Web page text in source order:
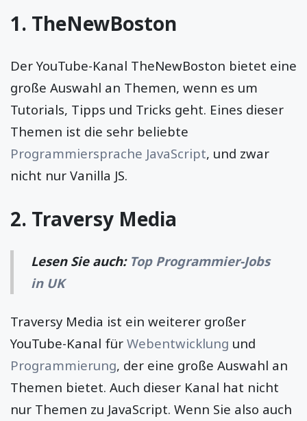
1. TheNewBoston
Der YouTube-Kanal TheNewBoston bietet eine
große Auswahl an Themen, wenn es um
Tutorials, Tipps und Tricks geht. Eines dieser
Themen ist die sehr beliebte
Programmiersprache JavaScript, und zwar
nicht nur Vanilla JS.
2. Traversy Media
Lesen Sie auch: Top Programmier-Jobs
in UK
Traversy Media ist ein weiterer großer
YouTube-Kanal für Webentwicklung und
Programmierung, der eine große Auswahl an
Themen bietet. Auch dieser Kanal hat nicht
nur Themen zu JavaScript. Wenn Sie also auch